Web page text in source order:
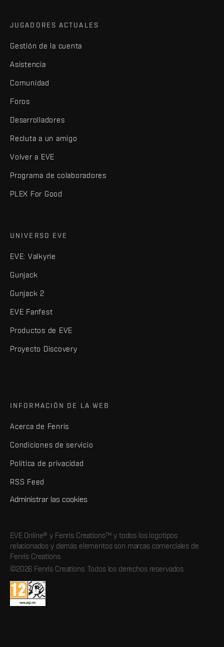
JUGADORES ACTUALES
Gestión de la cuenta
Asistencia
Comunidad
Foros
Desarrolladores
Recluta a un amigo
Volver a EVE
Programa de colaboradores
PLEX For Good
UNIVERSO EVE
EVE: Valkyrie
Gunjack
Gunjack 2
EVE Fanfest
Productos de EVE
Proyecto Discovery
INFORMACIÓN DE LA WEB
Acerca de Fenris
Condiciones de servicio
Política de privacidad
RSS Feed
Administrar las cookies
EVE Online® y Fenris Creations™ y todos los logotipos
relacionados y demás elementos son marcas comerciales de
Fenris Creations.
©2026 Fenris Creations. Todos los derechos reservados.